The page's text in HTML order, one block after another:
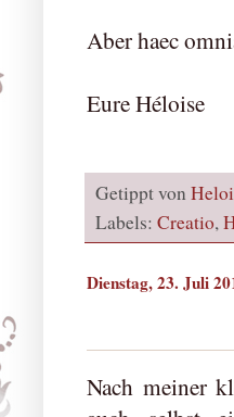
Aber haec
Eure Héloise
Getippt von
Labels: Creatio,
Dienstag, 23. Juli
Nach meiner